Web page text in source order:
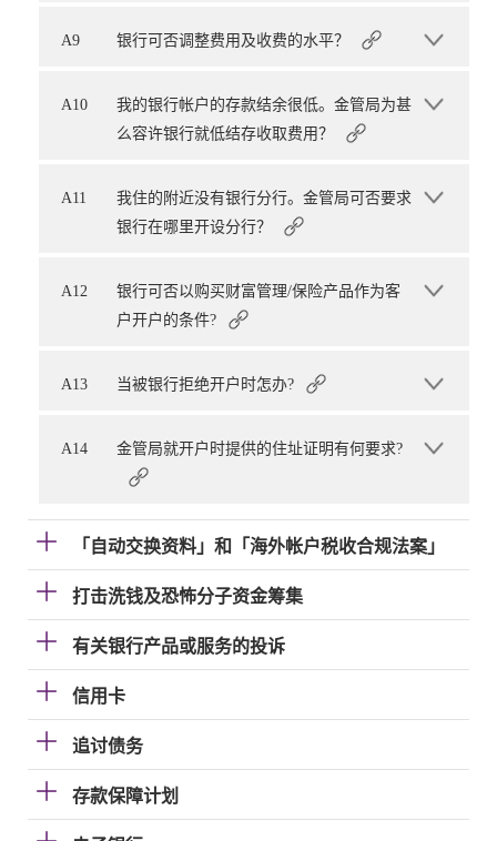
A9 银行可否调整费用及收费的水平？
A10
我的银行帐户的存款结余很低。金管局为甚
么容许银行就低结存收取费用？
A11
我住的附近没有银行分行。金管局可否要求
银行在哪里开设分行？
A12
银行可否以购买财富管理/保险产品作为客
户开户的条件?
A13 当被银行拒绝开户时怎办?
A14 金管局就开户时提供的住址证明有何要求?
「自动交换资料」和「海外帐户税收合规法案」
打击洗钱及恐怖分子资金筹集
有关银行产品或服务的投诉
信用卡
追讨债务
存款保障计划